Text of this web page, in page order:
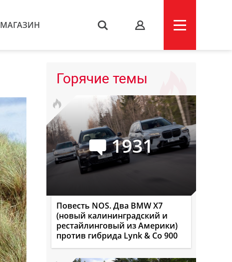
МАГАЗИН s
Горячие темы
1931
Повесть NOS. Два BMW X7
(новый калининградский и
рестайлинговый из Америки)
против гибрида Lynk & Co 900